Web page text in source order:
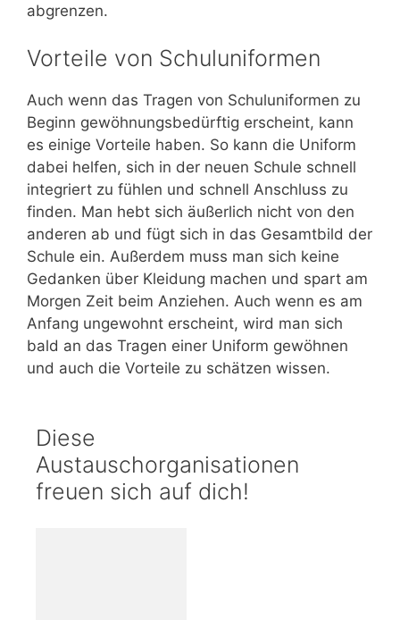
abgrenzen.
Vorteile von Schuluniformen
Auch wenn das Tragen von Schuluniformen zu
Beginn gewöhnungsbedürftig erscheint, kann
es einige Vorteile haben. So kann die Uniform
dabei helfen, sich in der neuen Schule schnell
integriert zu fühlen und schnell Anschluss zu
finden. Man hebt sich äußerlich nicht von den
anderen ab und fügt sich in das Gesamtbild der
Schule ein. Außerdem muss man sich keine
Gedanken über Kleidung machen und spart am
Morgen Zeit beim Anziehen. Auch wenn es am
Anfang ungewohnt erscheint, wird man sich
bald an das Tragen einer Uniform gewöhnen
und auch die Vorteile zu schätzen wissen.
Diese
Austauschorganisationen
freuen sich auf dich!